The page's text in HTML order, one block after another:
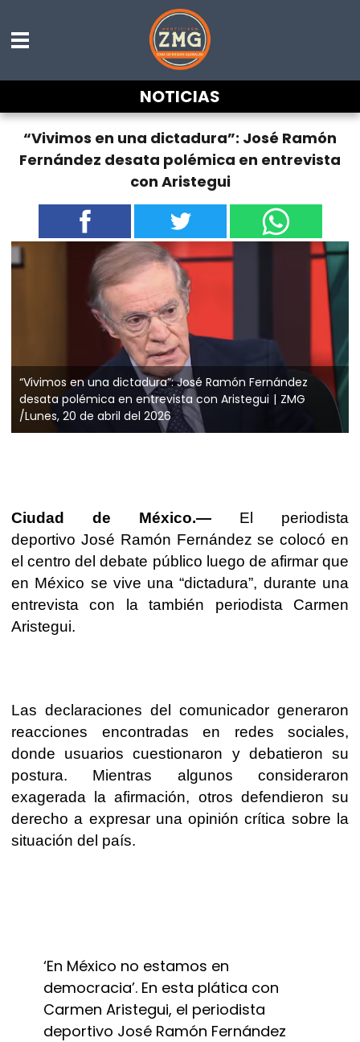
NOTICIAS
“Vivimos en una dictadura”: José Ramón
Fernández desata polémica en entrevista
con Aristegui
“Vivimos en una dictadura”: José Ramón Fernández
desata polémica en entrevista con Aristegui
ZMG
/Lunes, 20 de abril del 2026
Ciudad de México.— El periodista
deportivo José Ramón Fernández se colocó en
el centro del debate público luego de afirmar que
en México se vive una “dictadura”, durante una
entrevista con la también periodista Carmen
Aristegui.
Las declaraciones del comunicador generaron
reacciones encontradas en redes sociales,
donde usuarios cuestionaron y debatieron su
postura. Mientras algunos consideraron
exagerada la afirmación, otros defendieron su
derecho a expresar una opinión crítica sobre la
situación del país.
‘En México no estamos en
democracia’. En esta plática con
Carmen Aristegui, el periodista
deportivo José Ramón Fernández